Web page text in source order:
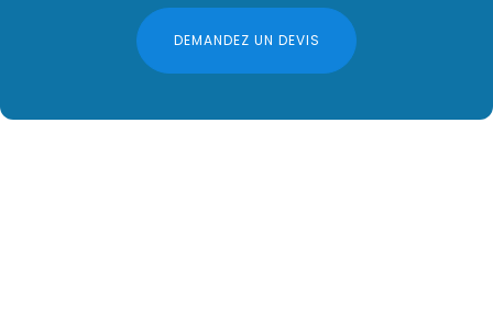
DEMANDEZ UN DEVIS